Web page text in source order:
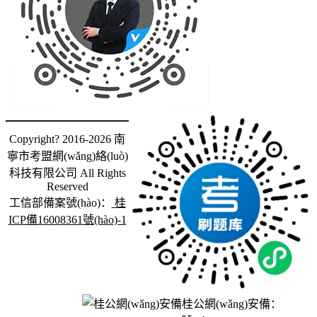
Copyright? 2016-2026 南
寧市考盟網(wǎng)絡(luò)
科技有限公司 All Rights
Reserved
工信部備案號(hào)：
桂
ICP備16008361號(hào)-1
桂公網(wǎng)安備：